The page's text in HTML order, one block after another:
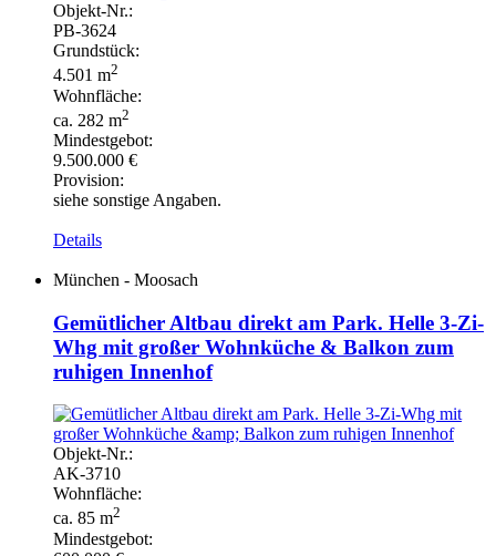
Objekt-Nr.:
PB-3624
Grundstück:
4.501 m2
Wohnfläche:
ca. 282 m2
Mindestgebot:
9.500.000 €
Provision:
siehe sonstige Angaben.
Details
München - Moosach
Gemütlicher Altbau direkt am Park. Helle 3-Zi-
Whg mit großer Wohnküche & Balkon zum
ruhigen Innenhof
Objekt-Nr.:
AK-3710
Wohnfläche:
ca. 85 m2
Mindestgebot: